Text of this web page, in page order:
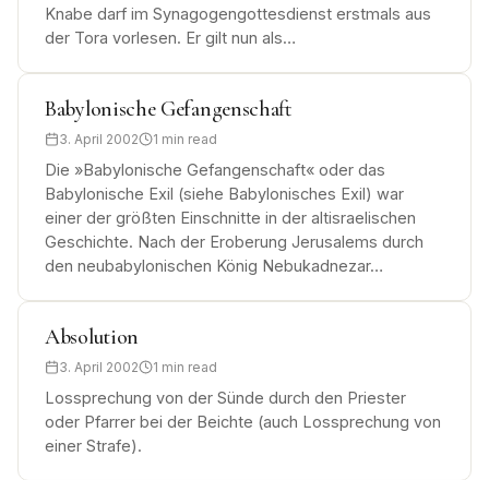
Knabe darf im Synagogengottesdienst erstmals aus
der Tora vorlesen. Er gilt nun als…
Babylonische Gefangenschaft
3. April 2002 1 min read
Die »Babylonische Gefangenschaft« oder das
Babylonische Exil (siehe Babylonisches Exil) war
einer der größten Einschnitte in der altisraelischen
Geschichte. Nach der Eroberung Jerusalems durch
den neubabylonischen König Nebukadnezar…
Absolution
3. April 2002 1 min read
Lossprechung von der Sünde durch den Priester
oder Pfarrer bei der Beichte (auch Lossprechung von
einer Strafe).